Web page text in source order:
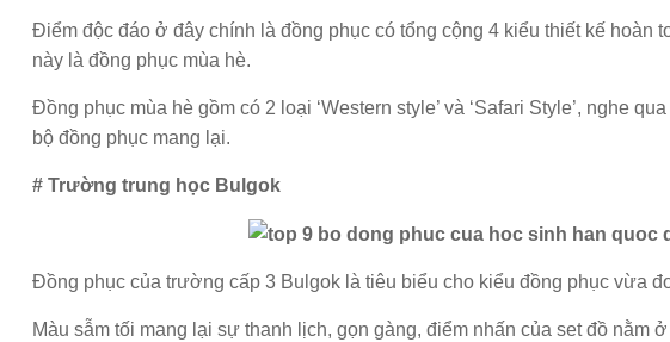
Điểm độc đáo ở đây chính là đồng phục có tổng cộng 4 kiểu thiết kế hoàn
này là đồng phục mùa hè.
Đồng phục mùa hè gồm có 2 loại ‘Western style’ và ‘Safari Style’, nghe
bộ đồng phục mang lại.
# Trường trung học Bulgok
Đồng phục của trường cấp 3 Bulgok là tiêu biểu cho kiểu đồng phục vừa
Màu sẫm tối mang lại sự thanh lịch, gọn gàng, điểm nhấn của set đồ nằm